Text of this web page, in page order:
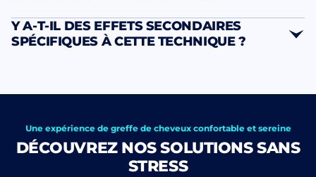
considérablement l’anxiété
trypanophobie
entre 3
et 5 heures
surveille
Y A-T-IL DES EFFETS SECONDAIRES
SPÉCIFIQUES À CETTE TECHNIQUE ?
secondaires
Une expérience de greffe de cheveux confortable et sereine
DÉCOUVREZ NOS SOLUTIONS SANS
STRESS